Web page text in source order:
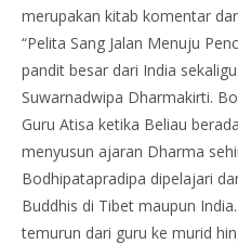
merupakan kitab komentar
“Pelita Sang Jalan Menuju
pandit besar dari India
Suwarnadwipa Dharmakirti.
Guru Atisa ketika Beliau
menyusun ajaran Dharma
Bodhipatapradipa dipelajari
Buddhis di Tibet maupun
temurun dari guru ke murid